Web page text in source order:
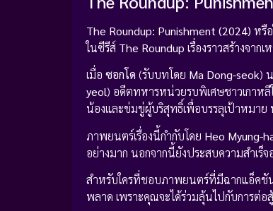
The Roundup: Punishment (2024) หรื
ในซีรีส์ The Roundup เรื่องราวสร้างจา
เมื่อ ซอกโด (รับบทโดย Ma Dong-seok)
yeol) อดีตทหารหน่วยรบพิเศษชาวเกาห
น้องและข่มขู่ผู้บริสุทธิ์เพื่อบรรลุเป้าหมาย
ภาพยนตร์เรื่องนี้กำกับโดย Heo Myung-
อย่างมาก นอกจากนี้ยังประสบความสำเ
สำหรับใครที่ชอบภาพยนตร์ที่มีฉากแอ็คชั
พลาด เพราะคุณจะได้ร่วมลุ้นไปกับการต่